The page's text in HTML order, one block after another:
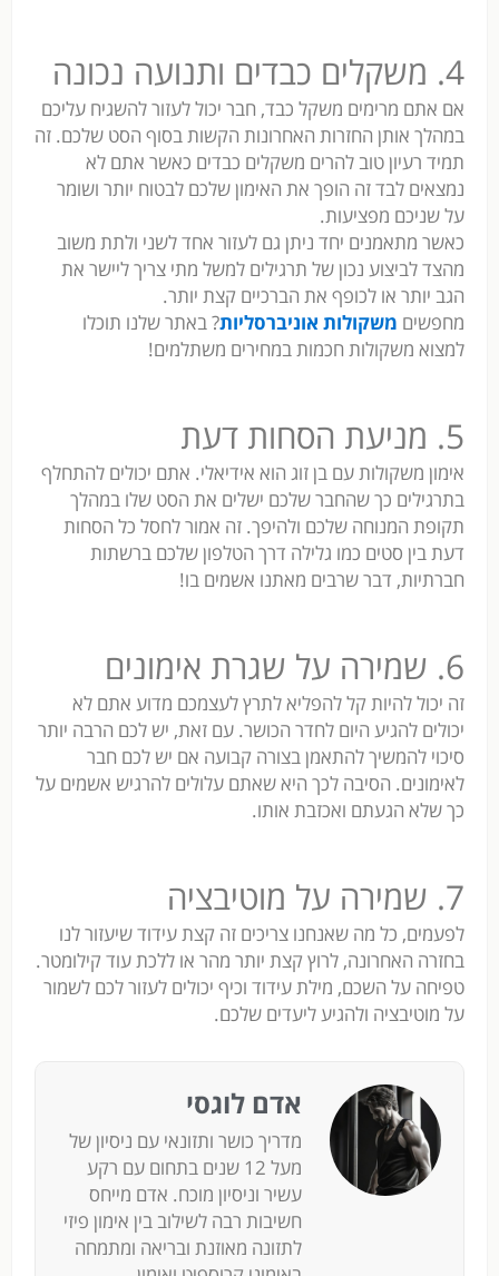
4. משקלים כבדים ותנועה נכונה
אם אתם מרימים משקל כבד, חבר יכול לעזור להשגיח עליכם
במהלך אותן החזרות האחרונות הקשות בסוף הסט שלכם. זה
תמיד רעיון טוב להרים משקלים כבדים כאשר אתם לא
נמצאים לבד זה הופך את האימון שלכם לבטוח יותר ושומר
על שניכם מפציעות.
כאשר מתאמנים יחד ניתן גם לעזור אחד לשני ולתת משוב
מהצד לביצוע נכון של תרגילים למשל מתי צריך ליישר את
הגב יותר או לכופף את הברכיים קצת יותר.
מחפשים משקולות אוניברסליות? באתר שלנו תוכלו
למצוא משקולות חכמות במחירים משתלמים!
5. מניעת הסחות דעת
אימון משקולות עם בן זוג הוא אידיאלי. אתם יכולים להתחלף
בתרגילים כך שהחבר שלכם ישלים את הסט שלו במהלך
תקופת המנוחה שלכם ולהיפך. זה אמור לחסל כל הסחות
דעת בין סטים כמו גלילה דרך הטלפון שלכם ברשתות
חברתיות, דבר שרבים מאתנו אשמים בו!
6. שמירה על שגרת אימונים
זה יכול להיות קל להפליא לתרץ לעצמכם מדוע אתם לא
יכולים להגיע היום לחדר הכושר. עם זאת, יש לכם הרבה יותר
סיכוי להמשיך להתאמן בצורה קבועה אם יש לכם חבר
לאימונים. הסיבה לכך היא שאתם עלולים להרגיש אשמים על
כך שלא הגעתם ואכזבת אותו.
7. שמירה על מוטיבציה
לפעמים, כל מה שאנחנו צריכים זה קצת עידוד שיעזור לנו
בחזרה האחרונה, לרוץ קצת יותר מהר או ללכת עוד קילומטר.
טפיחה על השכם, מילת עידוד וכיף יכולים לעזור לכם לשמור
על מוטיבציה ולהגיע ליעדים שלכם.
אדם לוגסי
מדריך כושר ותזונאי עם ניסיון של
מעל 12 שנים בתחום עם רקע
עשיר וניסיון מוכח. אדם מייחס
חשיבות רבה לשילוב בין אימון פיזי
לתזונה מאוזנת ובריאה ומתמחה